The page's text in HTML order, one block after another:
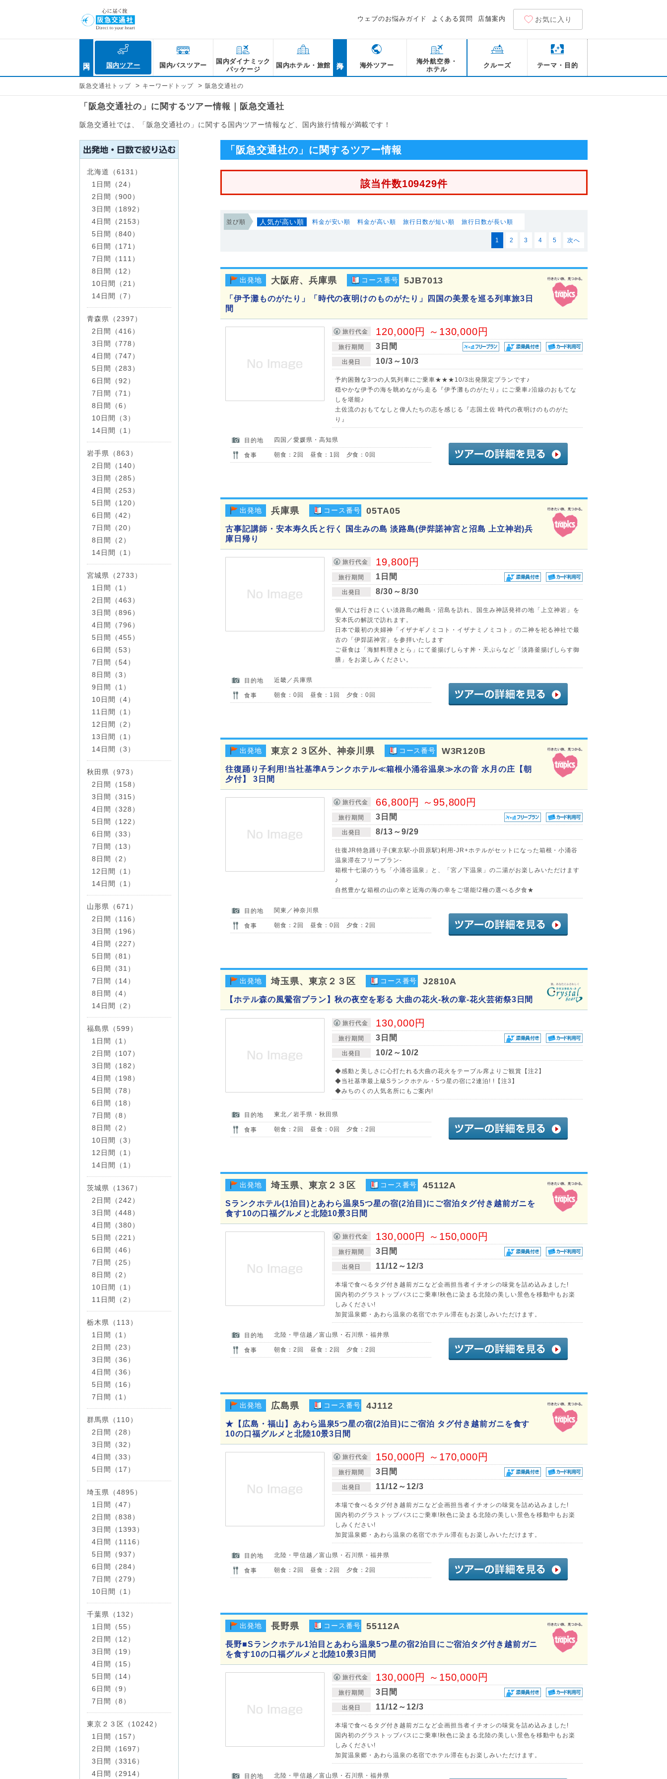
ウェブのお悩みガイド よくある質問 店舗案内 お気に入り
国内ツアー 国内バスツアー
国内ダイナミック
パッケージ
国内ホテル・旅館 海外ツアー
海外航空券・
ホテル
クルーズ テーマ・目的
阪急交通社トップ > キーワードトップ > 阪急交通社の
「阪急交通社の」に関するツアー情報｜阪急交通社
阪急交通社では、「阪急交通社の」に関する国内ツアー情報など、国内旅行情報が満載です！
「阪急交通社の」に関するツアー情報
該当件数109429件
並び順 人気が高い順 料金が安い順 料金が高い順 旅行日数が短い順 旅行日数が長い順
1 2 3 4 5 次へ
出発地 大阪府、兵庫県 コース番号 5JB7013
「伊予灘ものがたり」「時代の夜明けのものがたり」四国の美景を巡る列車旅3日
間
旅行代金 120,000円 ～130,000円
旅行期間 3日間
出発日 10/3～10/3
予約困難な3つの人気列車にご乗車★★★10/3出発限定プランです♪
穏やかな伊予の海を眺めながら走る『伊予灘ものがたり』にご乗車♪沿線のおもてな
しを堪能♪
土佐流のおもてなしと偉人たちの志を感じる『志国土佐 時代の夜明けのものがた
り』
目的地 四国／愛媛県・高知県
食事 朝食：2回 昼食：1回 夕食：0回
出発地 兵庫県 コース番号 05TA05
古事記講師・安本寿久氏と行く 国生みの島 淡路島(伊弉諾神宮と沼島 上立神岩)兵
庫日帰り
旅行代金 19,800円
旅行期間 1日間
出発日 8/30～8/30
個人では行きにくい淡路島の離島・沼島を訪れ、国生み神話発祥の地「上立神岩」を
安本氏の解説で訪れます。
日本で最初の夫婦神「イザナギノミコト・イザナミノミコト」の二神を祀る神社で最
古の「伊弉諾神宮」を参拝いたします
ご昼食は「海鮮料理きとら」にて釜揚げしらす丼・天ぷらなど「淡路釜揚げしらす御
膳」をお楽しみください。
目的地 近畿／兵庫県
食事 朝食：0回 昼食：1回 夕食：0回
出発地 東京２３区外、神奈川県 コース番号 W3R120B
往復踊り子利用!当社基準Aランクホテル≪箱根小涌谷温泉≫水の音 水月の庄【朝
夕付】 3日間
旅行代金 66,800円 ～95,800円
旅行期間 3日間
出発日 8/13～9/29
往復JR特急踊り子(東京駅-小田原駅)利用-JR+ホテルがセットになった箱根・小涌谷
温泉滞在フリープラン-
箱根十七湯のうち「小涌谷温泉」と、「宮ノ下温泉」の二湯がお楽しみいただけます
♪
自然豊かな箱根の山の幸と近海の海の幸をご堪能!2種の選べる夕食★
目的地 関東／神奈川県
食事 朝食：2回 昼食：0回 夕食：2回
出発地 埼玉県、東京２３区 コース番号 J2810A
【ホテル森の風鶯宿プラン】秋の夜空を彩る 大曲の花火-秋の章-花火芸術祭3日間
旅行代金 130,000円
旅行期間 3日間
出発日 10/2～10/2
◆感動と美しさに心打たれる大曲の花火をテーブル席よりご観賞【注2】
◆当社基準最上級Sランクホテル・5つ星の宿に2連泊! !【注3】
◆みちのくの人気名所にもご案内!
目的地 東北／岩手県・秋田県
食事 朝食：2回 昼食：0回 夕食：2回
出発地 埼玉県、東京２３区 コース番号 45112A
Sランクホテル(1泊目)とあわら温泉5つ星の宿(2泊目)にご宿泊タグ付き越前ガニを
食す10の口福グルメと北陸10景3日間
旅行代金 130,000円 ～150,000円
旅行期間 3日間
出発日 11/12～12/3
本場で食べるタグ付き越前ガニなど企画担当者イチオシの味覚を詰め込みました!
国内初のグラストップバスにご乗車!秋色に染まる北陸の美しい景色を移動中もお楽
しみください!
加賀温泉郷・あわら温泉の名宿でホテル滞在もお楽しみいただけます。
目的地 北陸・甲信越／富山県・石川県・福井県
食事 朝食：2回 昼食：2回 夕食：2回
出発地 広島県 コース番号 4J112
★【広島・福山】あわら温泉5つ星の宿(2泊目)にご宿泊 タグ付き越前ガニを食す
10の口福グルメと北陸10景3日間
旅行代金 150,000円 ～170,000円
旅行期間 3日間
出発日 11/12～12/3
本場で食べるタグ付き越前ガニなど企画担当者イチオシの味覚を詰め込みました!
国内初のグラストップバスにご乗車!秋色に染まる北陸の美しい景色を移動中もお楽
しみください!
加賀温泉郷・あわら温泉の名宿でホテル滞在もお楽しみいただけます。
目的地 北陸・甲信越／富山県・石川県・福井県
食事 朝食：2回 昼食：2回 夕食：2回
出発地 長野県 コース番号 55112A
長野■Sランクホテル1泊目とあわら温泉5つ星の宿2泊目にご宿泊タグ付き越前ガニ
を食す10の口福グルメと北陸10景3日間
旅行代金 130,000円 ～150,000円
旅行期間 3日間
出発日 11/12～12/3
本場で食べるタグ付き越前ガニなど企画担当者イチオシの味覚を詰め込みました!
国内初のグラストップバスにご乗車!秋色に染まる北陸の美しい景色を移動中もお楽
しみください!
加賀温泉郷・あわら温泉の名宿でホテル滞在もお楽しみいただけます。
目的地 北陸・甲信越／富山県・石川県・福井県
北海道（6131）
1日間（24）
2日間（900）
3日間（1892）
4日間（2153）
5日間（840）
6日間（171）
7日間（111）
8日間（12）
10日間（21）
14日間（7）
青森県（2397）
2日間（416）
3日間（778）
4日間（747）
5日間（283）
6日間（92）
7日間（71）
8日間（6）
10日間（3）
14日間（1）
岩手県（863）
2日間（140）
3日間（285）
4日間（253）
5日間（120）
6日間（42）
7日間（20）
8日間（2）
14日間（1）
宮城県（2733）
1日間（1）
2日間（463）
3日間（896）
4日間（796）
5日間（455）
6日間（53）
7日間（54）
8日間（3）
9日間（1）
10日間（4）
11日間（1）
12日間（2）
13日間（1）
14日間（3）
秋田県（973）
2日間（158）
3日間（315）
4日間（328）
5日間（122）
6日間（33）
7日間（13）
8日間（2）
12日間（1）
14日間（1）
山形県（671）
2日間（116）
3日間（196）
4日間（227）
5日間（81）
6日間（31）
7日間（14）
8日間（4）
14日間（2）
福島県（599）
1日間（1）
2日間（107）
3日間（182）
4日間（198）
5日間（78）
6日間（18）
7日間（8）
8日間（2）
10日間（3）
12日間（1）
14日間（1）
茨城県（1367）
2日間（242）
3日間（448）
4日間（380）
5日間（221）
6日間（46）
7日間（25）
8日間（2）
10日間（1）
11日間（2）
栃木県（113）
1日間（1）
2日間（23）
3日間（36）
4日間（36）
5日間（16）
7日間（1）
群馬県（110）
2日間（28）
3日間（32）
4日間（33）
5日間（17）
埼玉県（4895）
1日間（47）
2日間（838）
3日間（1393）
4日間（1116）
5日間（937）
6日間（284）
7日間（279）
10日間（1）
千葉県（132）
1日間（55）
2日間（12）
3日間（19）
4日間（15）
5日間（14）
6日間（9）
7日間（8）
東京２３区（10242）
1日間（157）
2日間（1697）
3日間（3316）
4日間（2914）